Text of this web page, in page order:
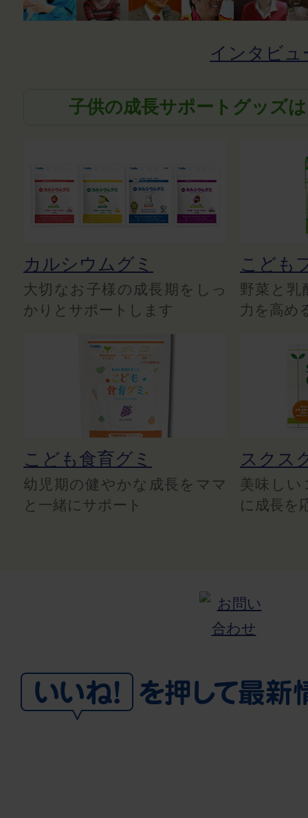
インタビュ
子供の成長サポートグッズ
カルシウムグミ
大切なお子様の成長期をしっ
かりとサポートします
こども
野菜と乳
力を高め
こども食育グミ
幼児期の健やかな成長をママ
と一緒にサポート
スクス
美味しい
に成長を